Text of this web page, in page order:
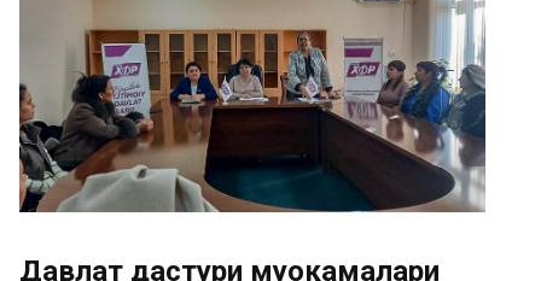
Давлат дастури муҳокамалари